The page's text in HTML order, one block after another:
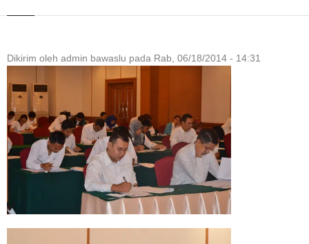
Dikirim oleh admin bawaslu pada Rab, 06/18/2014 - 14:31